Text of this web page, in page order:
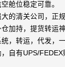
舱位稳定可靠。
的清关公司，正规
加持，提货转运神
，转运，代发，一
自有UPS/